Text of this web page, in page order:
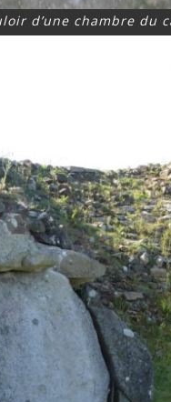
d’une chambre du